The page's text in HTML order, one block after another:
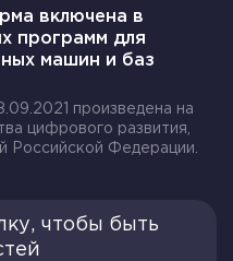
прочный и
на книги с
400.
включена в
программ для
машин и баз
произведена на
цифрового развития,
Российской Федерации.
чтобы быть